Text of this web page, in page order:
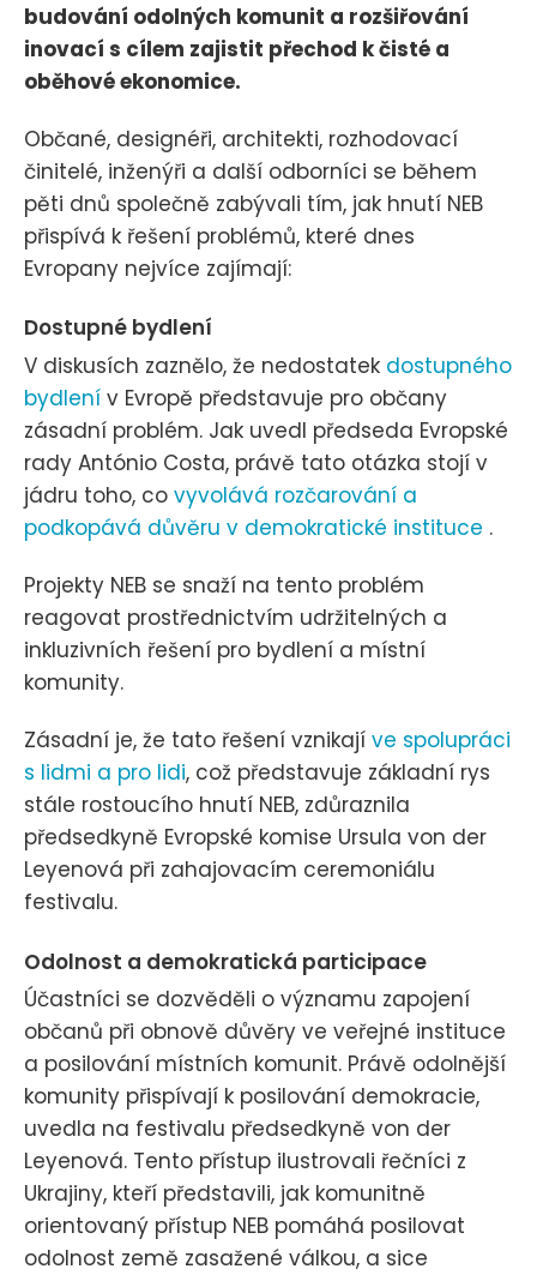
budování odolných komunit a rozšiřování
inovací s cílem zajistit přechod k čisté a
oběhové ekonomice.
Občané, designéři, architekti, rozhodovací
činitelé, inženýři a další odborníci se během
pěti dnů společně zabývali tím, jak hnutí NEB
přispívá k řešení problémů, které dnes
Evropany nejvíce zajímají:
Dostupné bydlení
V diskusích zaznělo, že nedostatek dostupného
bydlení v Evropě představuje pro občany
zásadní problém. Jak uvedl předseda Evropské
rady António Costa, právě tato otázka stojí v
jádru toho, co vyvolává rozčarování a
podkopává důvěru v demokratické instituce .
Projekty NEB se snaží na tento problém
reagovat prostřednictvím udržitelných a
inkluzivních řešení pro bydlení a místní
komunity.
Zásadní je, že tato řešení vznikají ve spolupráci
s lidmi a pro lidi, což představuje základní rys
stále rostoucího hnutí NEB, zdůraznila
předsedkyně Evropské komise Ursula von der
Leyenová při zahajovacím ceremoniálu
festivalu.
Odolnost a demokratická participace
Účastníci se dozvěděli o významu zapojení
občanů při obnově důvěry ve veřejné instituce
a posilování místních komunit. Právě odolnější
komunity přispívají k posilování demokracie,
uvedla na festivalu předsedkyně von der
Leyenová. Tento přístup ilustrovali řečníci z
Ukrajiny, kteří představili, jak komunitně
orientovaný přístup NEB pomáhá posilovat
odolnost země zasažené válkou, a sice